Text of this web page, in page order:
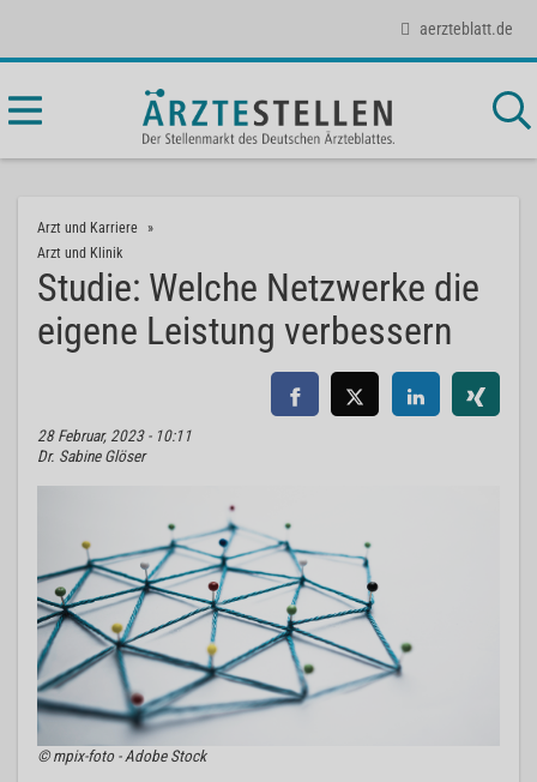
aerzteblatt.de
Arzt und Karriere
Arzt und Klinik
Studie: Welche Netzwerke die
eigene Leistung verbessern
28 Februar, 2023 - 10:11
Dr. Sabine Glöser
© mpix-foto - Adobe Stock